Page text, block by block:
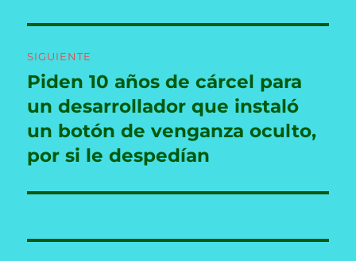
SIGUIENTE
Entrada
siguiente:
Piden 10 años de cárcel para
un desarrollador que instaló
un botón de venganza oculto,
por si le despedían